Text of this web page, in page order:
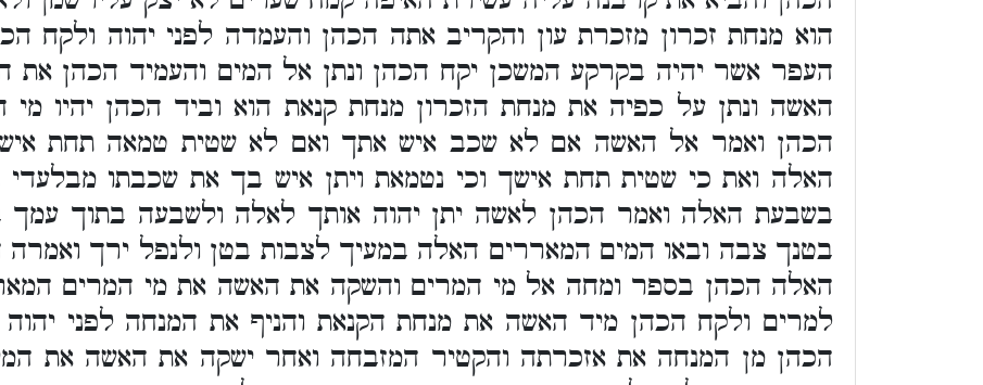
הוא מנחת זכרון מזכרת עון והקריב אתה הכהן והעמדה לפני יהוה ולקח
העפר אשר יהיה בקרקע המשכן יקח הכהן ונתן אל המים והעמיד הכהן את
האשה ונתן על כפיה את מנחת הזכרון מנחת קנאת הוא וביד הכהן יהיו
הכהן ואמר אל האשה אם לא שכב איש אתך ואם לא שטית טמאה תחת
האלה ואת כי שטית תחת אישך וכי נטמאת ויתן איש בך את שכבתו
בשבעת האלה ואמר הכהן לאשה יתן יהוה אותך לאלה ולשבעה בתוך עמך
בטנך צבה ובאו המים המאררים האלה במעיך לצבות בטן ולנפל ירך
האלה הכהן בספר ומחה אל מי המרים והשקה את האשה את מי המרים
למרים ולקח הכהן מיד האשה את מנחת הקנאת והניף את המנחה לפני
הכהן מן המנחה את אזכרתה והקטיר המזבחה ואחר ישקה את האשה את